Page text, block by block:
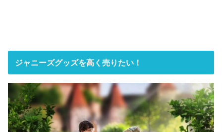
ジャニーズグッズを高く売りたい！